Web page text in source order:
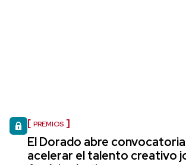
PREMIOS
El Dorado abre
acelerar el talento creativo